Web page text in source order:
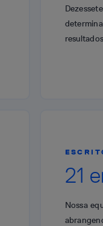
21
Nossa